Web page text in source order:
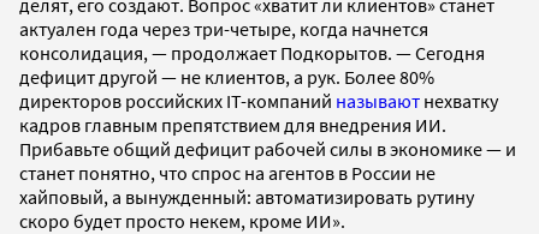
актуален года через три-четыре, когда начнется
консолидация, — продолжает Подкорытов. — Сегодня
дефицит другой — не клиентов, а рук. Более 80%
директоров российских IT-компаний называют нехватку
кадров главным препятствием для внедрения ИИ.
Прибавьте общий дефицит рабочей силы в экономике — и
станет понятно, что спрос на агентов в России не
хайповый, а вынужденный: автоматизировать рутину
скоро будет просто некем, кроме ИИ».